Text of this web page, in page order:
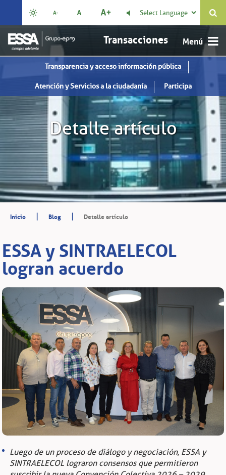
Select Language 
Transacciones
Transparencia y acceso información pública
Atención y Servicios a la ciudadanía Participa
Detalle artículo
Inicio | Blog | Detalle artículo
ESSA y SINTRAELECOL
logran acuerdo
Luego de un proceso de diálogo y negociación, ESSA y
SINTRAELECOL lograron consensos que permitieron